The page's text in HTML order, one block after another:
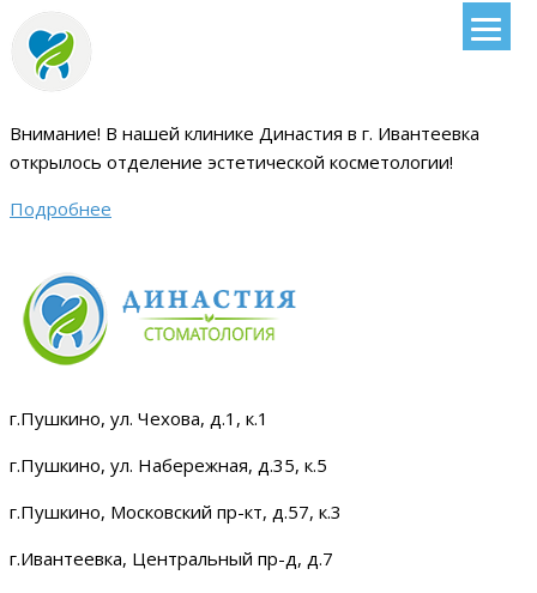
Внимание! В нашей клинике Династия в г. Ивантеевка
открылось отделение эстетической косметологии!
Подробнее
г.Пушкино, ул. Чехова, д.1, к.1
г.Пушкино, ул. Набережная, д.35, к.5
г.Пушкино, Московский пр-кт, д.57, к.3
г.Ивантеевка, Центральный пр-д, д.7